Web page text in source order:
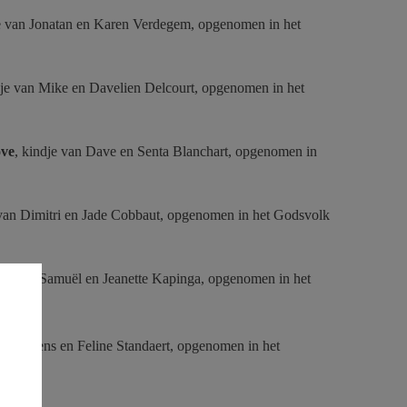
Jonatan en Karen Verdegem, opgenomen in het
van Mike en Davelien Delcourt, opgenomen in het
, kindje van Dave en Senta Blanchart, opgenomen in
Dimitri en Jade Cobbaut, opgenomen in het Godsvolk
van Samuël en Jeanette Kapinga, opgenomen in het
van Jens en Feline Standaert, opgenomen in het